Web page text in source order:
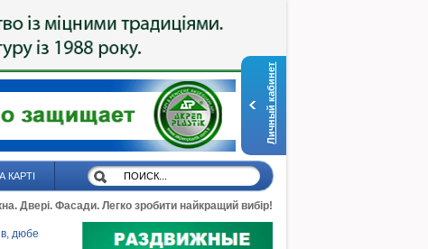
Личный кабинет
КАРТІ
Двері. Фасади. Легко зробити найкращий вибір!
дюбе